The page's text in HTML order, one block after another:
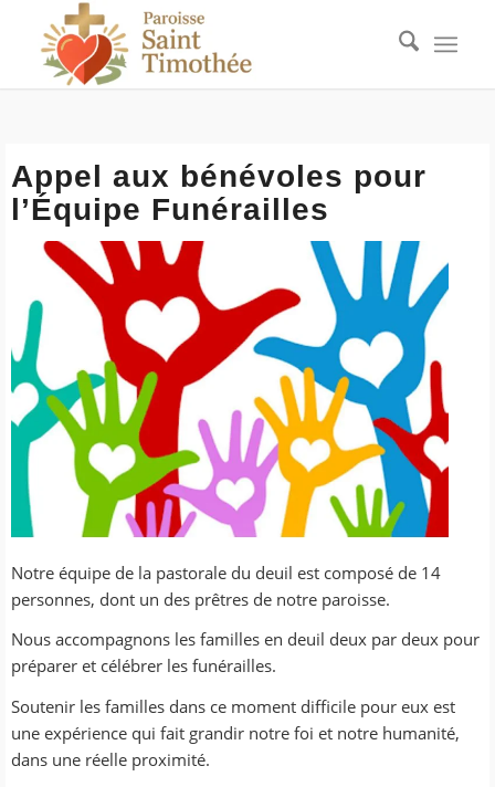
Appel aux bénévoles pour
l’Équipe Funérailles
Notre équipe de la pastorale du deuil est composé de 14
personnes, dont un des prêtres de notre paroisse.
Nous accompagnons les familles en deuil deux par deux pour
préparer et célébrer les funérailles.
Soutenir les familles dans ce moment difficile pour eux est
une expérience qui fait grandir notre foi et notre humanité,
dans une réelle proximité.